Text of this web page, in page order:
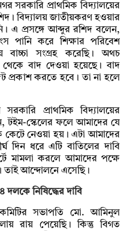
সরকারি প্রাথমিক বিদ্যালয়ের
বিদ্যালয় জাতীয়করণ হওয়ার
এ প্রসঙ্গে আব্দুর রশিদ বলেন,
পানি করে শিক্ষার পরিবেশ
বাচ্চা সংগ্রহ করেছি। অথচ
বাদ দেওয়া হয়েছে। বাদ
প্রকাশ করতে হবে। তা না হলে
প্রাথমিক বিদ্যালয়ের
টইম-স্কেলের ফলে আমাদের যে
কেটে নেওয়া হয়। এটা আমাদের
দিন ধরে এটি বাতিলের দাবি
মামলা করলে আমাদের পক্ষে
তাই আন্দোলনে এসেছি।
নিষিদ্ধের দাবি
কমিটির সভাপতি মো. আমিনুল
রায় পেয়েছি। কিন্তু বিগত